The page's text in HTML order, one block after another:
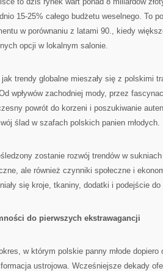
15-25% całego budżetu weselnego. To
w porównaniu z latami 90., kiedy
opcji w lokalnym salonie.
jak trendy globalne mieszały się z polskimi
wpływów zachodniej mody, przez
powrót do korzeni i poszukiwanie
ślad w szafach polskich panien młodych.
zostanie rozwój trendów w
ale również czynniki społeczne i
się kroje, tkaniny, dodatki i podejście
do pierwszych ekstrawagancji
w którym polskie panny młode dopiero
ustrojowa. Wcześniejsze dekady